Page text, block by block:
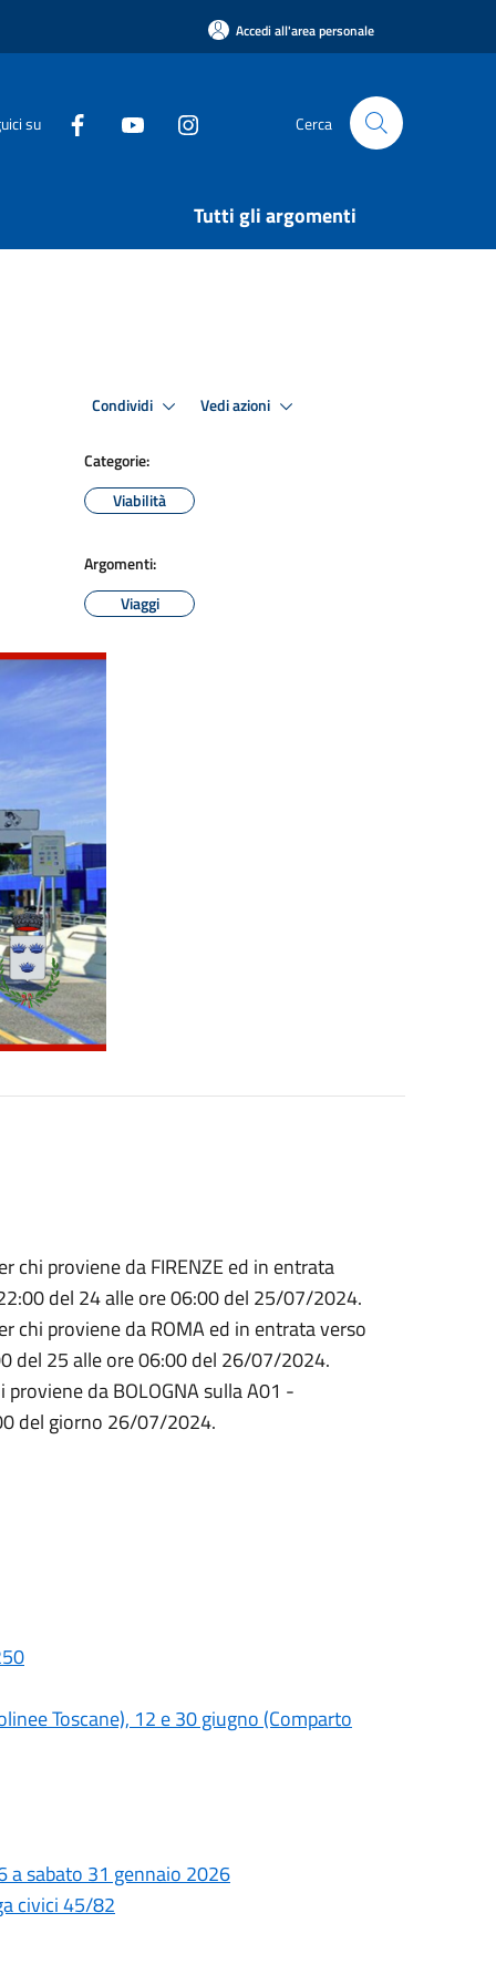
Accedi all'area personale
su Cerca
Tutti gli argomenti
Condividi Vedi azioni
Categorie:
Viabilità
Argomenti:
Viaggi
chi proviene da FIRENZE ed in entrata
del 24 alle ore 06:00 del 25/07/2024.
chi proviene da ROMA ed in entrata verso
del 25 alle ore 06:00 del 26/07/2024.
da BOLOGNA sulla A01 -
del giorno 26/07/2024.
Toscane), 12 e 30 giugno (Comparto
a sabato 31 gennaio 2026
civici 45/82